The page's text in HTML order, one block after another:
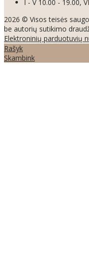
I - V 10.00 - 19.00,
2026 © Visos teisės
be autorių sutikimo
Elektroninių parduotuvių
Rašyk
Skambink